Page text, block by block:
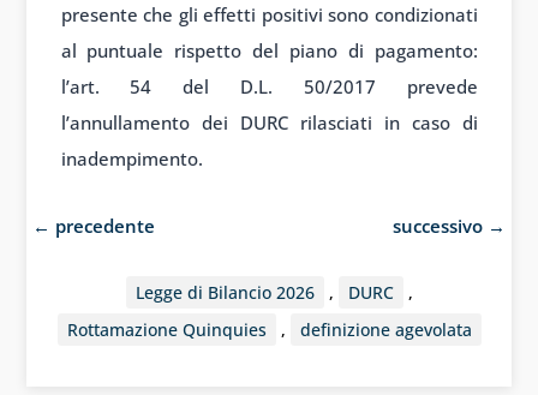
presente che gli effetti positivi sono condizionati
al puntuale rispetto del piano di pagamento:
l’art. 54 del D.L. 50/2017 prevede
l’annullamento dei DURC rilasciati in caso di
inadempimento.
← precedente successivo →
Legge di Bilancio 2026 , DURC
,
Rottamazione Quinquies
, definizione agevolata